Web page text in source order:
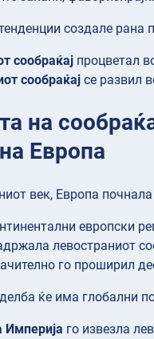
создале рана
сообраќај процветал
сообраќај се развил
на
Европа
век, Европа
европски
левостраниот
го проширил
ќе има глобални
Империја го извезла